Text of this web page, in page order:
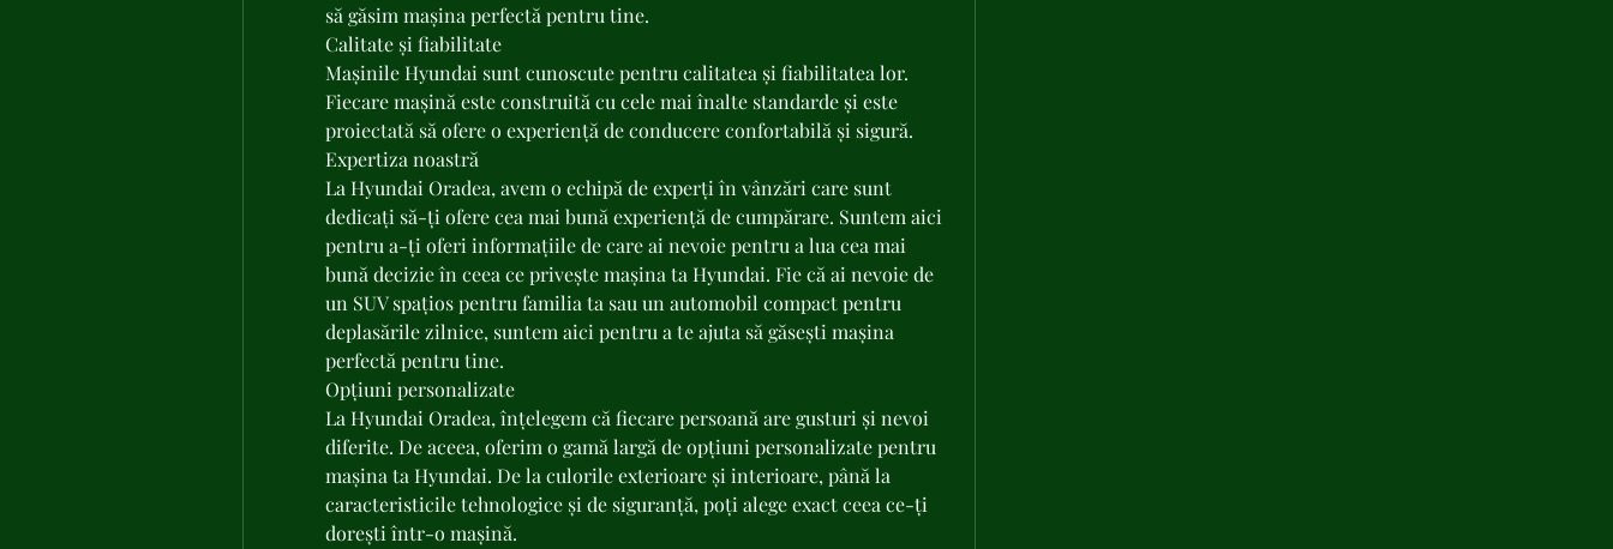
să găsim mașina perfectă pentru tine.
Calitate și fiabilitate
Mașinile Hyundai sunt cunoscute pentru calitatea și fiabilitatea lor.
Fiecare mașină este construită cu cele mai înalte standarde și este
proiectată să ofere o experiență de conducere confortabilă și sigură.
Expertiza noastră
La Hyundai Oradea, avem o echipă de experți în vânzări care sunt
dedicați să-ți ofere cea mai bună experiență de cumpărare. Suntem aici
pentru a-ți oferi informațiile de care ai nevoie pentru a lua cea mai
bună decizie în ceea ce privește mașina ta Hyundai. Fie că ai nevoie de
un SUV spațios pentru familia ta sau un automobil compact pentru
deplasările zilnice, suntem aici pentru a te ajuta să găsești mașina
perfectă pentru tine.
Opțiuni personalizate
La Hyundai Oradea, înțelegem că fiecare persoană are gusturi și nevoi
diferite. De aceea, oferim o gamă largă de opțiuni personalizate pentru
mașina ta Hyundai. De la culorile exterioare și interioare, până la
caracteristicile tehnologice și de siguranță, poți alege exact ceea ce-ți
dorești într-o mașină.